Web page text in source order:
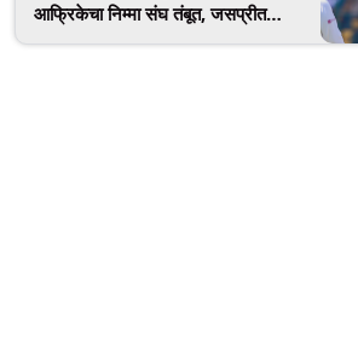
आफ्रिकेचा निम्मा संघ तंबूत, जसप्रीत